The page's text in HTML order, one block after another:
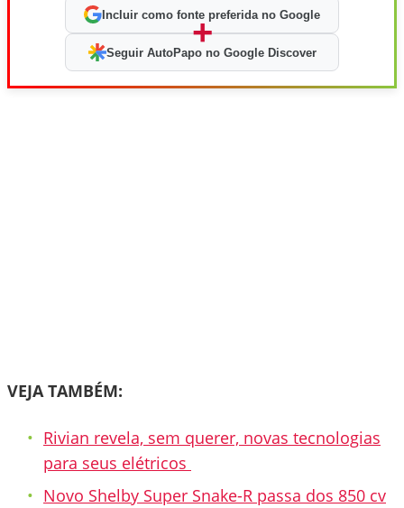
Incluir como fonte preferida no Google
+
Seguir AutoPapo no Google Discover
VEJA TAMBÉM:
Rivian revela, sem querer, novas tecnologias
para seus elétricos
Novo Shelby Super Snake-R passa dos 850 cv